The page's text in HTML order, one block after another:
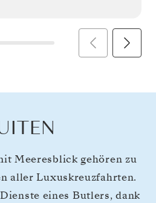
Meeresblick gehören zu
aller Luxuskreuzfahrten.
eines Butlers, dank